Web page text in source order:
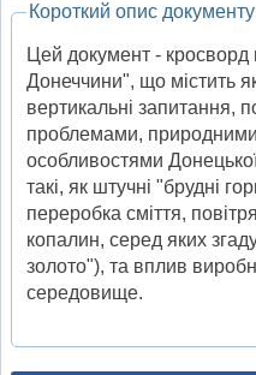
Короткий опис документу
Цей документ - кросворд
Донеччини", що містить
вертикальні запитання,
проблемами,
особливостями
такі, як штучні "брудні
переробка сміття,
копалин, серед яких
золото"), та вплив
середовище.